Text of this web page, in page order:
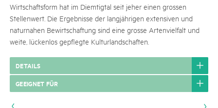
Wirtschaftsform hat im Diemtigtal seit jeher einen grossen
Stellenwert. Die Ergebnisse der langjährigen extensiven und
naturnahen Bewirtschaftung sind eine grosse Artenvielfalt und
weite, lückenlos gepflegte Kulturlandschaften.
DETAILS
GEEIGNET FÜR